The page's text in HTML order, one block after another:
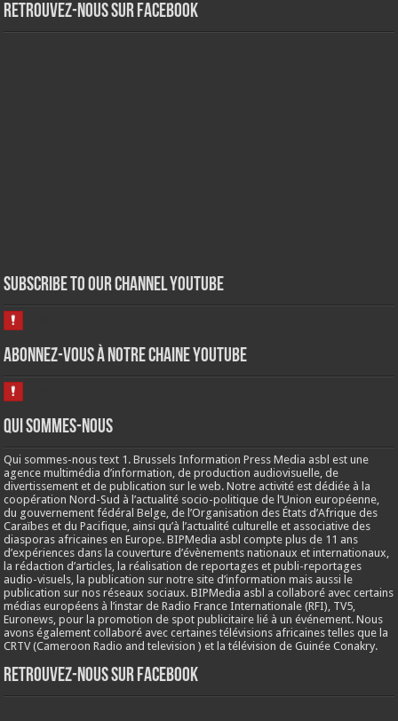
Retrouvez-nous sur Facebook
Subscribe to our Channel Youtube
Abonnez-vous à notre chaine Youtube
Qui sommes-nous
Qui sommes-nous text 1. Brussels Information Press Media asbl est une
agence multimédia d’information, de production audiovisuelle, de
divertissement et de publication sur le web. Notre activité est dédiée à la
coopération Nord-Sud à l’actualité socio-politique de l’Union européenne,
du gouvernement fédéral Belge, de l’Organisation des États d’Afrique des
Caraïbes et du Pacifique, ainsi qu’à l’actualité culturelle et associative des
diasporas africaines en Europe. BIPMedia asbl compte plus de 11 ans
d’expériences dans la couverture d’évènements nationaux et internationaux,
la rédaction d’articles, la réalisation de reportages et publi-reportages
audio-visuels, la publication sur notre site d’information mais aussi le
publication sur nos réseaux sociaux. BIPMedia asbl a collaboré avec certains
médias européens à l’instar de Radio France Internationale (RFI), TV5,
Euronews, pour la promotion de spot publicitaire lié à un événement. Nous
avons également collaboré avec certaines télévisions africaines telles que la
CRTV (Cameroon Radio and television ) et la télévision de Guinée Conakry.
Retrouvez-nous sur Facebook